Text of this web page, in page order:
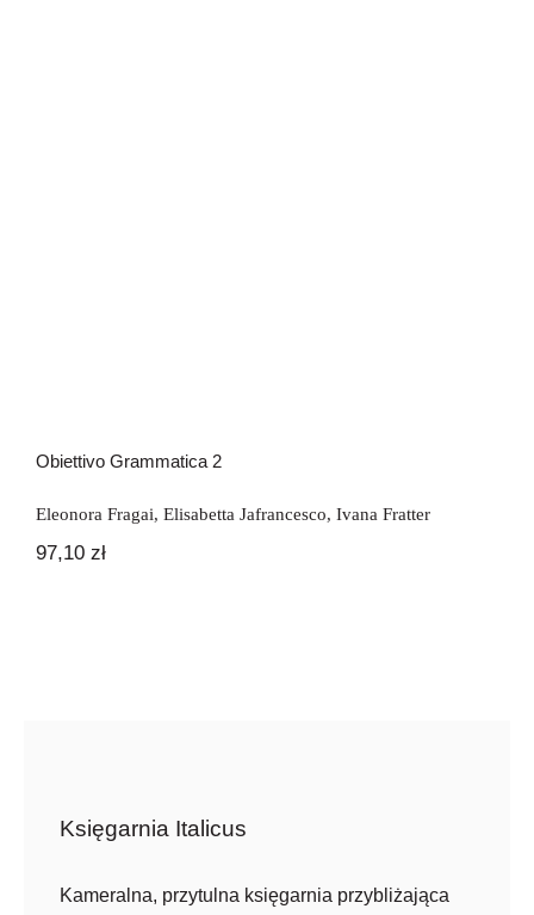
Obiettivo Grammatica 2
Eleonora Fragai, Elisabetta Jafrancesco, Ivana Fratter
97,10 zł
Księgarnia Italicus
Kameralna, przytulna księgarnia przybliżająca